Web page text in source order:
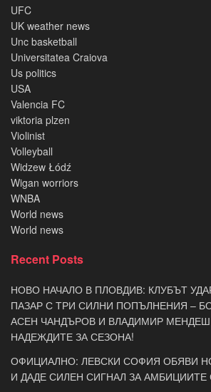
UFC
UK weather news
Unc basketball
Universitatea Craiova
Us politics
USA
Valencia FC
viktoria plzen
Violinist
Volleyball
Widzew Łódź
Wigan worriors
WNBA
World news
World news
Recent Posts
НОВО НАЧАЛО В ПЛОВДИВ: КЛУБЪТ
ПАЗАР С ТРИ СИЛНИ ПОПЪЛНЕНИЯ –
АСЕН ЧАНДЪРОВ И ВЛАДИМИР
НАДЕЖДИТЕ ЗА СЕЗОНА!
ОФИЦИАЛНО: ЛЕВСКИ СОФИЯ ОБЯВИ
И ДАДЕ СИЛЕН СИГНАЛ ЗА АМБИЦИИТЕ